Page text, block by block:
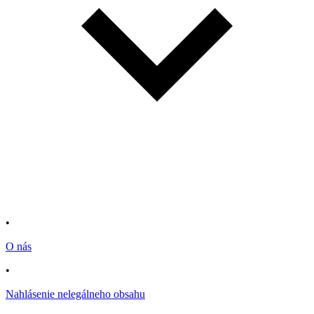
•
O nás
•
Nahlásenie nelegálneho obsahu